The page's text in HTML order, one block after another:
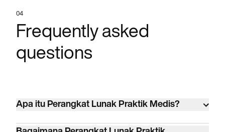
04
Frequently asked
questions
Apa itu Perangkat Lunak Praktik Medis?
Perangkat Lunak Praktik Medis adalah alat